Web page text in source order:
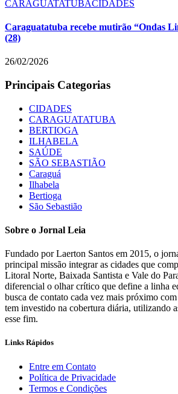
CARAGUATATUBACIDADES
Caraguatatuba recebe mutirão “Ondas
(28)
26/02/2026
Principais Categorias
CIDADES
CARAGUATATUBA
BERTIOGA
ILHABELA
SAÚDE
SÃO SEBASTIÃO
Caraguá
Ilhabela
Bertioga
São Sebastião
Sobre o Jornal Leia
Fundado por Laerton Santos em 2015, o
principal missão integrar as cidades que
Litoral Norte, Baixada Santista e Vale do
diferencial o olhar crítico que define a linha
busca de contato cada vez mais próximo
tem investido na cobertura diária, utilizando
esse fim.
Links Rápidos
Entre em Contato
Política de Privacidade
Termos e Condições